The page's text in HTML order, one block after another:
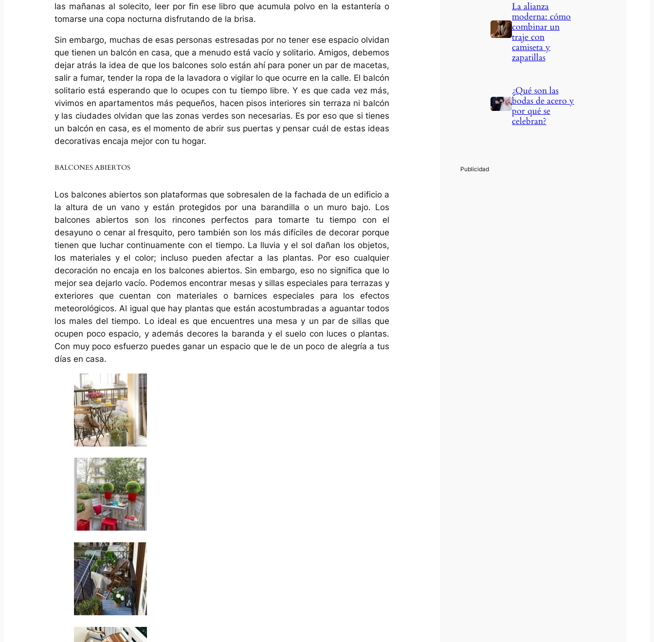
las mañanas al solecito, leer por fin ese libro que acumula polvo en la estantería o
tomarse una copa nocturna disfrutando de la brisa.
Sin embargo, muchas de esas personas estresadas por no tener ese espacio olvidan
que tienen un balcón en casa, que a menudo está vacío y solitario. Amigos, debemos
dejar atrás la idea de que los balcones solo están ahí para poner un par de macetas,
salir a fumar, tender la ropa de la lavadora o vigilar lo que ocurre en la calle. El balcón
solitario está esperando que lo ocupes con tu tiempo libre. Y es que cada vez más,
vivimos en apartamentos más pequeños, hacen pisos interiores sin terraza ni balcón
y las ciudades olvidan que las zonas verdes son necesarias. Es por eso que si tienes
un balcón en casa, es el momento de abrir sus puertas y pensar cuál de estas ideas
decorativas encaja mejor con tu hogar.
BALCONES ABIERTOS
Los balcones abiertos son plataformas que sobresalen de la fachada de un edificio a
la altura de un vano y están protegidos por una barandilla o un muro bajo. Los
balcones abiertos son los rincones perfectos para tomarte tu tiempo con el
desayuno o cenar al fresquito, pero también son los más difíciles de decorar porque
tienen que luchar continuamente con el tiempo. La lluvia y el sol dañan los objetos,
los materiales y el color; incluso pueden afectar a las plantas. Por eso cualquier
decoración no encaja en los balcones abiertos. Sin embargo, eso no significa que lo
mejor sea dejarlo vacío. Podemos encontrar mesas y sillas especiales para terrazas y
exteriores que cuentan con materiales o barnices especiales para los efectos
meteorológicos. Al igual que hay plantas que están acostumbradas a aguantar todos
los males del tiempo. Lo ideal es que encuentres una mesa y un par de sillas que
ocupen poco espacio, y además decores la baranda y el suelo con luces o plantas.
Con muy poco esfuerzo puedes ganar un espacio que le de un poco de alegría a tus
días en casa.
La alianza
moderna: cómo
combinar un
traje con
camiseta y
zapatillas
¿Qué son las
bodas de acero y
por qué se
celebran?